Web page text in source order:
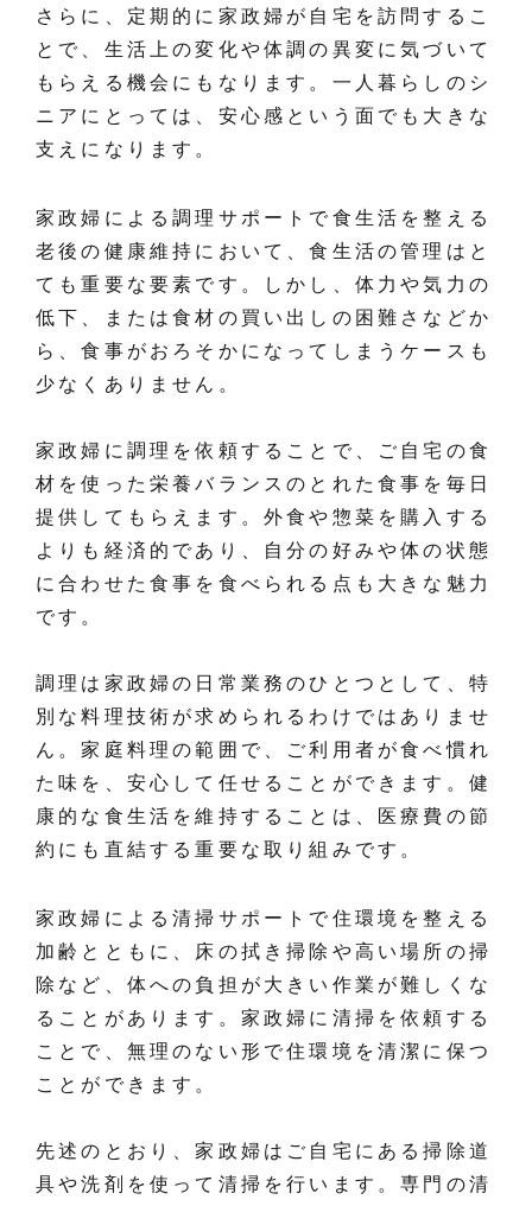
さらに、定期的に家政婦が自宅を訪問するこ
とで、生活上の変化や体調の異変に気づいて
もらえる機会にもなります。一人暮らしのシ
ニアにとっては、安心感という面でも大きな
支えになります。
家政婦による調理サポートで食生活を整える
老後の健康維持において、食生活の管理はと
ても重要な要素です。しかし、体力や気力の
低下、または食材の買い出しの困難さなどか
ら、食事がおろそかになってしまうケースも
少なくありません。
家政婦に調理を依頼することで、ご自宅の食
材を使った栄養バランスのとれた食事を毎日
提供してもらえます。外食や惣菜を購入する
よりも経済的であり、自分の好みや体の状態
に合わせた食事を食べられる点も大きな魅力
です。
調理は家政婦の日常業務のひとつとして、特
別な料理技術が求められるわけではありませ
ん。家庭料理の範囲で、ご利用者が食べ慣れ
た味を、安心して任せることができます。健
康的な食生活を維持することは、医療費の節
約にも直結する重要な取り組みです。
家政婦による清掃サポートで住環境を整える
加齢とともに、床の拭き掃除や高い場所の掃
除など、体への負担が大きい作業が難しくな
ることがあります。家政婦に清掃を依頼する
ことで、無理のない形で住環境を清潔に保つ
ことができます。
先述のとおり、家政婦はご自宅にある掃除道
具や洗剤を使って清掃を行います。専門の清